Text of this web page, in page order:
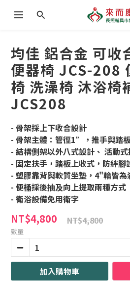
均佳 鋁合金 可收
便器椅 JCS-208
椅 洗澡椅 沐浴椅
JCS208
- 骨架採上下收合設計
- 骨架主體：管徑1”，推手與踏
- 結構側架以外八式設計、 活動
- 固定扶手，踏板上收式，防絆腳
- 塑膠靠背與軟質坐墊，4"輪皆為
- 便桶採後抽及向上提取兩種方式
- 衛浴設備免用衛字
NT$4,800 NT$4,800
數量
加入購物車